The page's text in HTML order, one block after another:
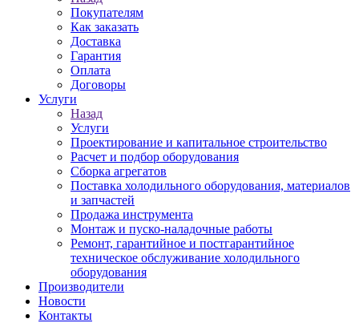
Покупателям
Как заказать
Доставка
Гарантия
Оплата
Договоры
Услуги
Назад
Услуги
Проектирование и капитальное строительство
Расчет и подбор оборудования
Сборка агрегатов
Поставка холодильного оборудования, материалов
и запчастей
Продажа инструмента
Монтаж и пуско-наладочные работы
Ремонт, гарантийное и постгарантийное
техническое обслуживание холодильного
оборудования
Производители
Новости
Контакты